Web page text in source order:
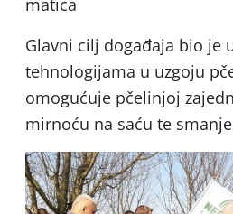
matica
Glavni cilj događaja bio je
tehnologijama u uzgoju
omogućuje pčelinjoj
mirnoću na saću te